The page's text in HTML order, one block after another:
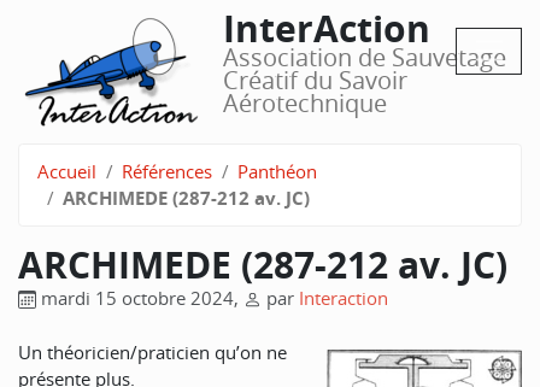
InterAction
Association de Sauvetage
Créatif du Savoir
Aérotechnique
Accueil Références Panthéon
ARCHIMEDE (287-212 av. JC)
ARCHIMEDE (287-212 av. JC)
mardi 15 octobre 2024, par Interaction
Un théoricien/praticien qu’on ne
présente plus.